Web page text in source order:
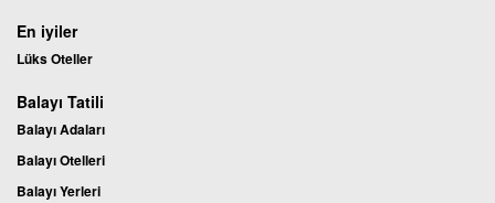
En iyiler
Lüks Oteller
Balayı Tatili
Balayı Adaları
Balayı Otelleri
Balayı Yerleri